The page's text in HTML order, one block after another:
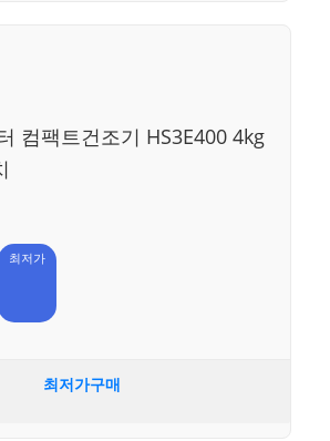
컴팩트건조기 HS3E400 4kg
최저가
최저가구매